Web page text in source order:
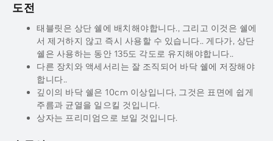
도전
태블릿은 상단 쉘에 배치해야합니다., 그리고 이것은 쉘에
서 제거하지 않고 즉시 사용할 수 있습니다.. 게다가, 상단
쉘은 사용하는 동안 135도 각도로 유지해야합니다..
다른 장치와 액세서리는 잘 조직되어 바닥 쉘에 저장해야
합니다..
깊이의 바닥 쉘은 10cm 이상입니다, 그것은 표면에 쉽게
주름과 균열을 일으킬 것입니다.
상자는 프리미엄으로 보일 것입니다.